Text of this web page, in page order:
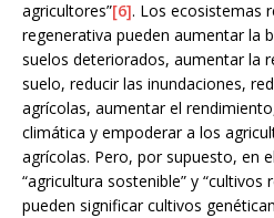
agricultores”[6]. Los ecosistemas
regenerativa pueden aumentar la
suelos deteriorados, aumentar la
suelo, reducir las inundaciones,
agrícolas, aumentar el
climática y empoderar a los
agrícolas. Pero, por supuesto, en
“agricultura sostenible” y “cultivos
pueden significar cultivos